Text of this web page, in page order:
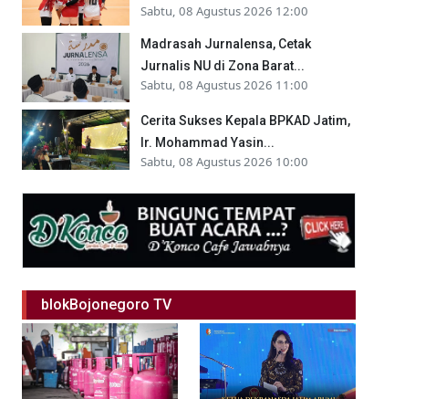
Sabtu, 08 Agustus 2026 12:00
Madrasah Jurnalensa, Cetak
Jurnalis NU di Zona Barat...
Sabtu, 08 Agustus 2026 11:00
Cerita Sukses Kepala BPKAD Jatim,
Ir. Mohammad Yasin...
Sabtu, 08 Agustus 2026 10:00
blokBojonegoro TV